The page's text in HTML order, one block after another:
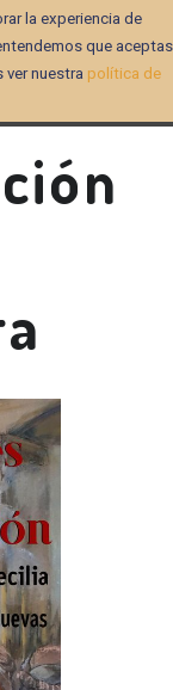
la experiencia de
que aceptas
ver nuestra política de